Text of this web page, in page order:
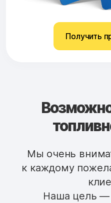
Получить
Мы очень
к каждому
Наша цель —